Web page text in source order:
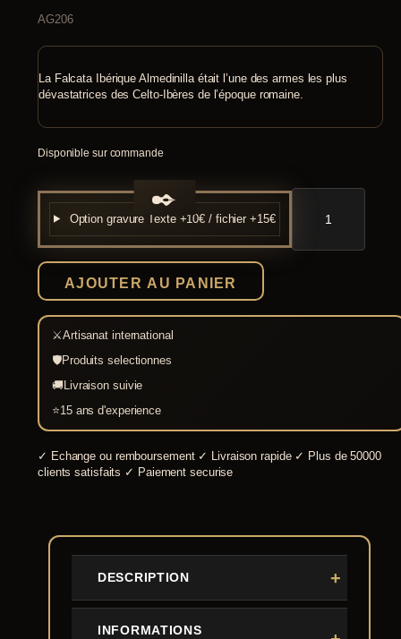
AG206
La Falcata Ibérique Almedinilla était l’une des armes les plus
dévastatrices des Celto-Ibères de l’époque romaine.
Disponible sur commande
Option gravure Texte +10€ / fichier +15€
quantité
Falcata
AJOUTER AU PANIER
⚔Artisanat international
🛡Produits selectionnes
🚚Livraison suivie
⭐15 ans d'experience
✓ Echange ou remboursement ✓ Livraison rapide ✓ Plus de 50000
clients satisfaits ✓ Paiement securise
DESCRIPTION
INFORMATIONS